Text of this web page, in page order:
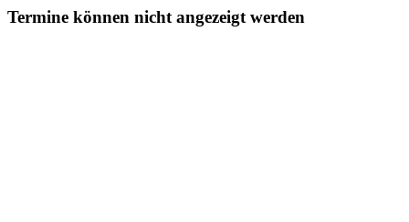
Termine können nicht angezeigt werden